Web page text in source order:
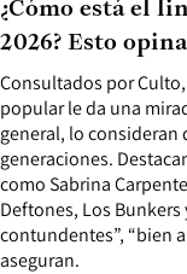
Consultados por
popular le da una
general, lo consideran
generaciones.
como Sabrina
Deftones, Los
contundentes”, “bien
aseguran.
¿Cómo está el
2026? Esto